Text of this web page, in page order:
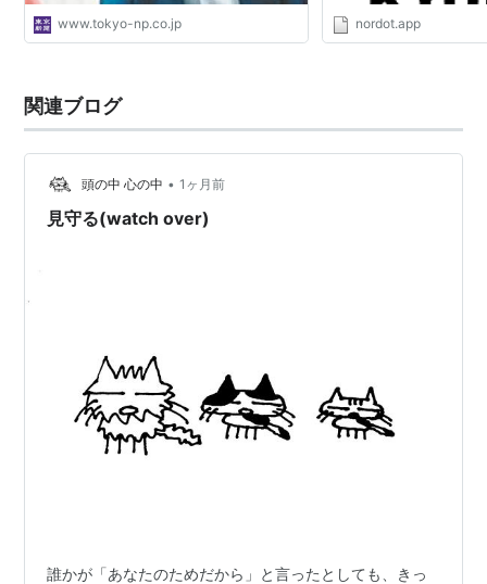
www.tokyo-np.co.jp nordot.app
関連ブログ
頭の中 心の中 • 1ヶ月前
見守る(watch over)
誰かが「あなたのためだから」と言ったとしても、きっ